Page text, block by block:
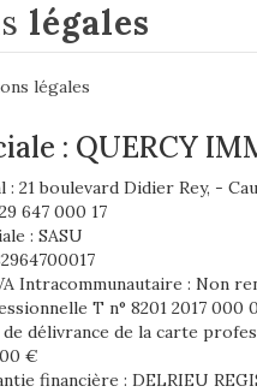
légales
légales
: QUERCY
: 21 boulevard Didier Rey, -
647 000 17
: SASU
Intracommunautaire : Non
T n° 8201 2017 000
délivrance de la carte
€
financière : DELRIEU